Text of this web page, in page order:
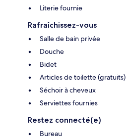
Literie fournie
Rafraîchissez-vous
Salle de bain privée
Douche
Bidet
Articles de toilette (gratuits)
Séchoir à cheveux
Serviettes fournies
Restez connecté(e)
Bureau